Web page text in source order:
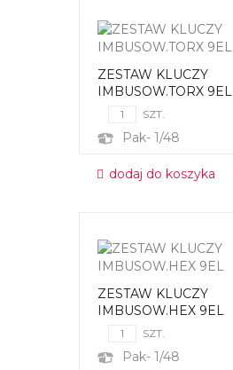
ZESTAW KLUCZY
IMBUSOW.TORX 9EL
SZT.
Pak- 1/48
dodaj do koszyka
ZESTAW KLUCZY
IMBUSOW.HEX 9EL
SZT.
Pak- 1/48